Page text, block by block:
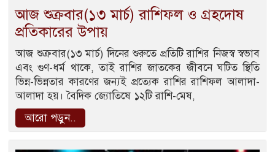
আজ শুক্রবার(১৩ মার্চ) রাশিফল ও গ্রহদোষ
প্রতিকারের উপায়
আজ শুক্রবার(১৩ মার্চ) দিনের শুরুতে প্রতিটি রাশির নিজস্ব স্বভাব
এবং গুণ-ধর্ম থাকে, তাই রাশির জাতকের জীবনে ঘটিত স্থিতি
ভিন্ন-ভিন্নতার কারণের জন্যই প্রত্যেক রাশির রাশিফল আলাদা-
আলাদা হয়। বৈদিক জ্যোতিষে ১২টি রাশি-মেষ,
আরো পড়ুন..